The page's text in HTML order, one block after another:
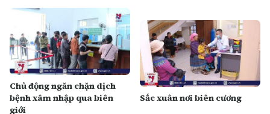
Chủ động ngăn chặn dịch
bệnh xâm nhập qua biên
giới
Sắc xuân nơi biên cương